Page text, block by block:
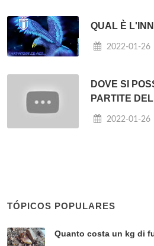
QUAL È
2022-01-26
DOVE SI
PARTITE
2022-01-26
TÓPICOS POPULARES
Quanto costa un kg di